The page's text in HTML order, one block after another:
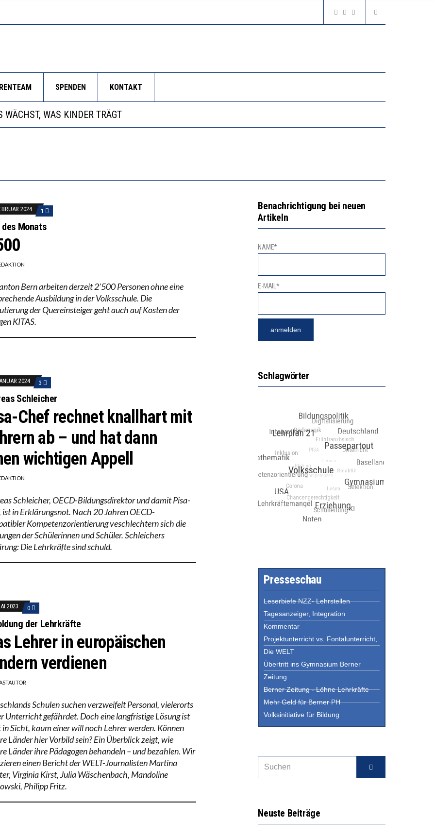
SPENDEN KONTAKT
HILFLOSIGKEIT DES BILDUNGSBÜRGERTUMS
WÄCHST, WAS KINDER TRÄGT
EINEN REGELRECHTEN STURZFLUG BEI DEN LERNLEISTUNGEN”
2024 1
des Monats
Bern arbeiten derzeit 2’500 Personen ohne eine
Ausbildung in der Volksschule. Die
der Quereinsteiger geht auch auf Kosten der
KITAS.
2024 3
Schleicher
Chef rechnet knallhart mit
ab – und hat dann
wichtigen Appell
Schleicher, OECD-Bildungsdirektor und damit Pisa-
ist in Erklärungsnot. Nach 20 Jahren OECD-
Kompetenzorientierung veschlechtern sich die
der Schülerinnen und Schüler. Schleichers
Die Lehrkräfte sind schuld.
2023 0
der Lehrkräfte
Lehrer in europäischen
verdienen
Schulen suchen verzweifelt Personal, vielerorts
Unterricht gefährdet. Doch eine langfristige Lösung ist
Sicht, kaum einer will noch Lehrer werden. Können
Länder hier Vorbild sein? Ein Überblick zeigt, wie
Länder ihre Pädagogen behandeln – und bezahlen. Wir
einen Bericht der WELT-Journalisten Martina
Virginia Kirst, Julia Wäschenbach, Mandoline
Philipp Fritz.
Benachrichtigung bei neuen
Artikeln
NAME*
E-MAIL*
Schlagwörter
Presseschau
Leserbiefe NZZ- Lehrstellen
Tagesanzeiger, Integration
Kommentar
Projektunterricht vs. Fontalunterricht,
Die WELT
Übertritt ins Gymnasium Berner
Zeitung
Berner Zeitung - Löhne Lehrkräfte
Mehr Geld für Berner PH
Volksinitiative für Bildung
Neuste Beiträge